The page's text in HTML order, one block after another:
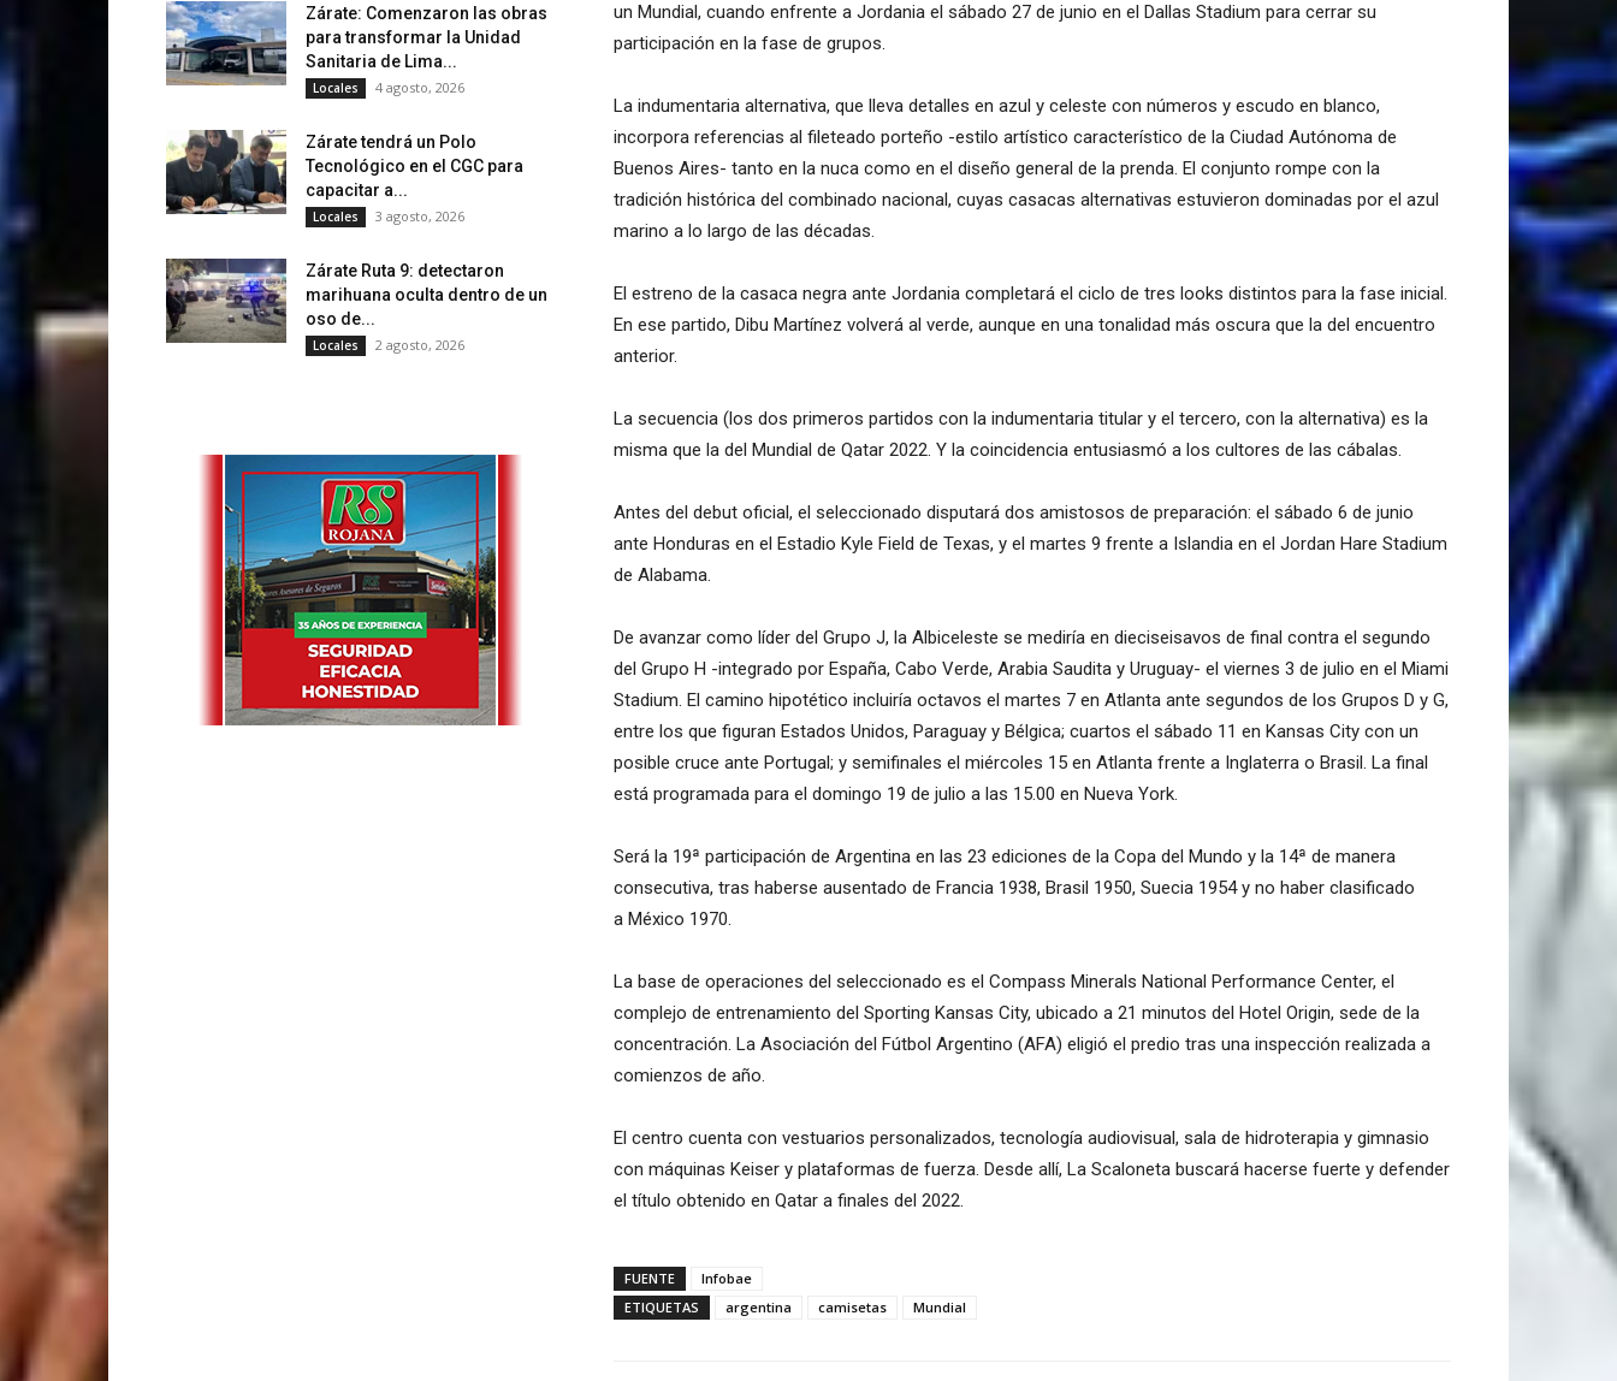
un Mundial, cuando enfrente a Jordania el sábado 27 de junio en el Dallas Stadium para cerrar su
participación en la fase de grupos.
La indumentaria alternativa, que lleva detalles en azul y celeste con números y escudo en blanco,
incorpora referencias al fileteado porteño -estilo artístico característico de la Ciudad Autónoma de
Buenos Aires- tanto en la nuca como en el diseño general de la prenda. El conjunto rompe con la
tradición histórica del combinado nacional, cuyas casacas alternativas estuvieron dominadas por el azul
marino a lo largo de las décadas.
El estreno de la casaca negra ante Jordania completará el ciclo de tres looks distintos para la fase inicial.
En ese partido, Dibu Martínez volverá al verde, aunque en una tonalidad más oscura que la del encuentro
anterior.
La secuencia (los dos primeros partidos con la indumentaria titular y el tercero, con la alternativa) es la
misma que la del Mundial de Qatar 2022. Y la coincidencia entusiasmó a los cultores de las cábalas.
Antes del debut oficial, el seleccionado disputará dos amistosos de preparación: el sábado 6 de junio
ante Honduras en el Estadio Kyle Field de Texas, y el martes 9 frente a Islandia en el Jordan Hare Stadium
de Alabama.
De avanzar como líder del Grupo J, la Albiceleste se mediría en dieciseisavos de final contra el segundo
del Grupo H -integrado por España, Cabo Verde, Arabia Saudita y Uruguay- el viernes 3 de julio en el Miami
Stadium. El camino hipotético incluiría octavos el martes 7 en Atlanta ante segundos de los Grupos D y G,
entre los que figuran Estados Unidos, Paraguay y Bélgica; cuartos el sábado 11 en Kansas City con un
posible cruce ante Portugal; y semifinales el miércoles 15 en Atlanta frente a Inglaterra o Brasil. La final
está programada para el domingo 19 de julio a las 15.00 en Nueva York.
Será la 19ª participación de Argentina en las 23 ediciones de la Copa del Mundo y la 14ª de manera
consecutiva, tras haberse ausentado de Francia 1938, Brasil 1950, Suecia 1954 y no haber clasificado
a México 1970.
La base de operaciones del seleccionado es el Compass Minerals National Performance Center, el
complejo de entrenamiento del Sporting Kansas City, ubicado a 21 minutos del Hotel Origin, sede de la
concentración. La Asociación del Fútbol Argentino (AFA) eligió el predio tras una inspección realizada a
comienzos de año.
El centro cuenta con vestuarios personalizados, tecnología audiovisual, sala de hidroterapia y gimnasio
con máquinas Keiser y plataformas de fuerza. Desde allí, La Scaloneta buscará hacerse fuerte y defender
el título obtenido en Qatar a finales del 2022.
FUENTE
Infobae
ETIQUETAS
argentina camisetas Mundial
Zárate: Comenzaron las obras
para transformar la Unidad
Sanitaria de Lima...
Locales 4 agosto, 2026
Zárate tendrá un Polo
Tecnológico en el CGC para
capacitar a...
Locales 3 agosto, 2026
Zárate Ruta 9: detectaron
marihuana oculta dentro de un
oso de...
Locales 2 agosto, 2026